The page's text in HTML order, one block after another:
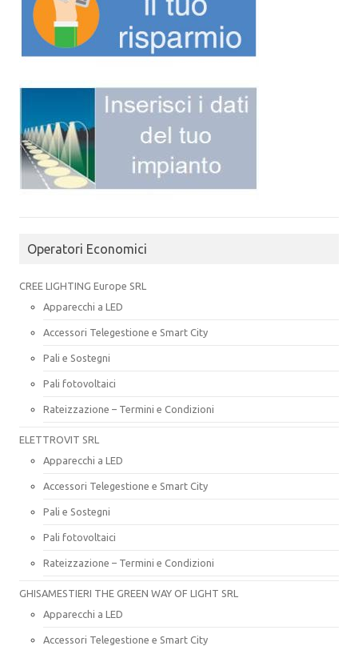
Operatori Economici
CREE LIGHTING Europe SRL
Apparecchi a LED
Accessori Telegestione e Smart City
Pali e Sostegni
Pali fotovoltaici
Rateizzazione – Termini e Condizioni
ELETTROVIT SRL
Apparecchi a LED
Accessori Telegestione e Smart City
Pali e Sostegni
Pali fotovoltaici
Rateizzazione – Termini e Condizioni
GHISAMESTIERI THE GREEN WAY OF LIGHT SRL
Apparecchi a LED
Accessori Telegestione e Smart City